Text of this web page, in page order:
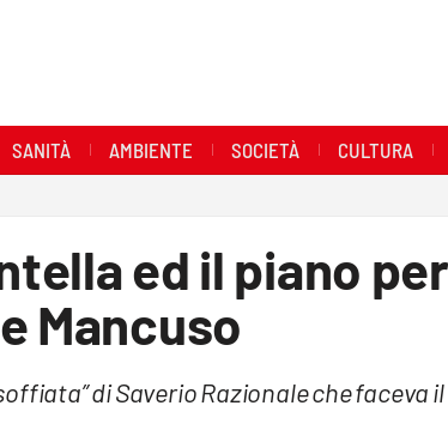
SANITÀ AMBIENTE SOCIETÀ CULTURA
ed il piano per
Mancuso
di Saverio Razionale che faceva il